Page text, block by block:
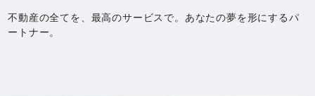
不動産の全てを、最高のサービスで。あなたの夢を形にするパ
ートナー。